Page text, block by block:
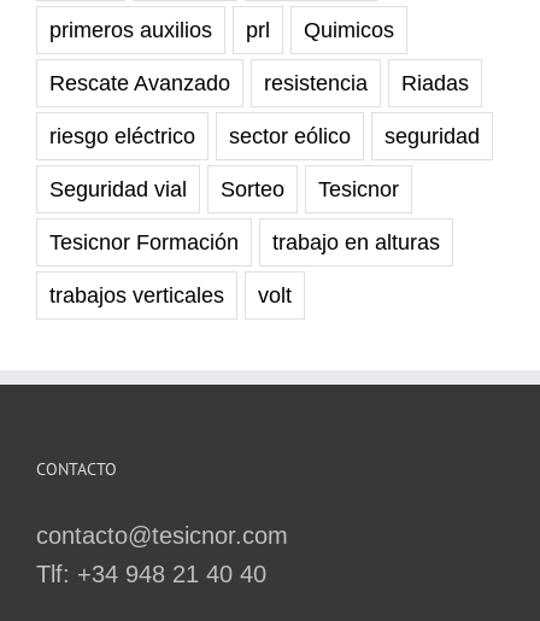
primeros auxilios prl Quimicos
Rescate Avanzado resistencia Riadas
riesgo eléctrico sector eólico seguridad
Seguridad vial Sorteo Tesicnor
Tesicnor Formación trabajo en alturas
trabajos verticales volt
CONTACTO
contacto@tesicnor.com
Tlf: +34 948 21 40 40